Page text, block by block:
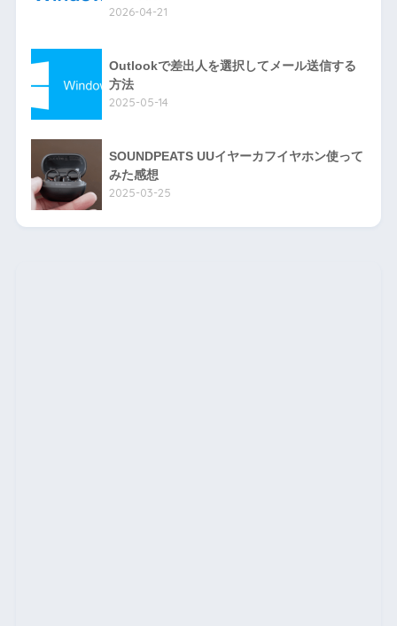
2026-04-21
Outlookで差出人を選択してメール送信する
方法
2025-05-14
SOUNDPEATS UUイヤーカフイヤホン使って
みた感想
2025-03-25